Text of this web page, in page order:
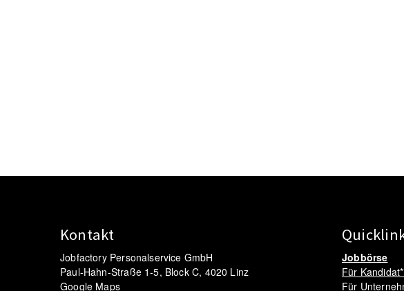
Kontakt
Jobfactory Personalservice GmbH
Paul-Hahn-Straße 1-5, Block C, 4020 Linz
Google Maps
Jobbörse
Für
Für